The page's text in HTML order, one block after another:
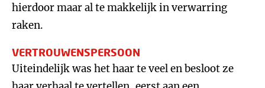
hierdoor maar al te makkelijk in verwarring
raken.
VERTROUWENSPERSOON
Uiteindelijk was het haar te veel en besloot ze